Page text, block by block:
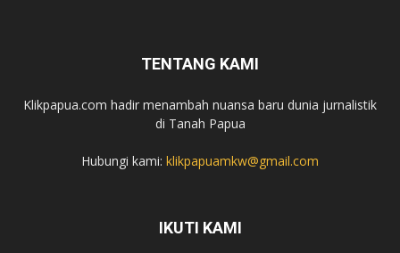
TENTANG KAMI
Klikpapua.com hadir menambah nuansa baru dunia jurnalistik
di Tanah Papua
Hubungi kami: klikpapuamkw@gmail.com
IKUTI KAMI